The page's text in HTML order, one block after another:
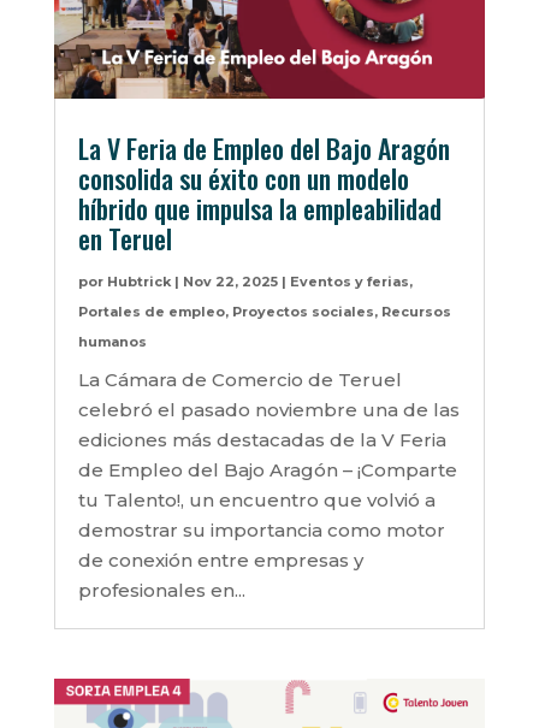
La V Feria de Empleo del Bajo Aragón
consolida su éxito con un modelo
híbrido que impulsa la empleabilidad
en Teruel
por Hubtrick| Nov 22, 2025| Eventos y ferias,
Portales de empleo, Proyectos sociales, Recursos
humanos
La Cámara de Comercio de Teruel
celebró el pasado noviembre una de las
ediciones más destacadas de la V Feria
de Empleo del Bajo Aragón – ¡Comparte
tu Talento!, un encuentro que volvió a
demostrar su importancia como motor
de conexión entre empresas y
profesionales en...